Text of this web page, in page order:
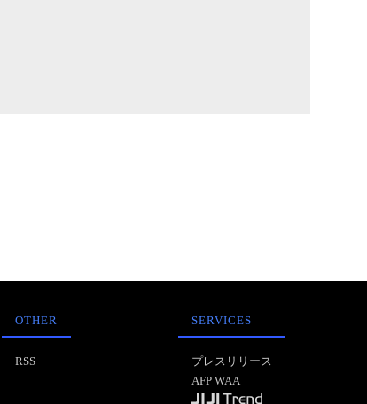
OTHER
RSS
SERVICES
プレスリリース
AFP WAA